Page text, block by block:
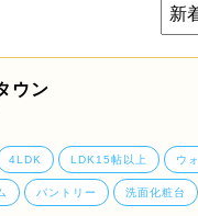
ウン
4LDK LDK15帖以上 ウ
パントリー 洗面化粧台